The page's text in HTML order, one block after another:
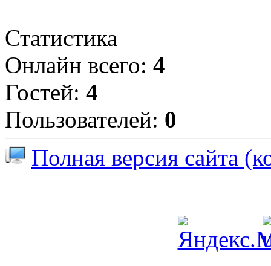
Статистика
Онлайн всего: 4
Гостей: 4
Пользователей: 0
Полная версия сайта